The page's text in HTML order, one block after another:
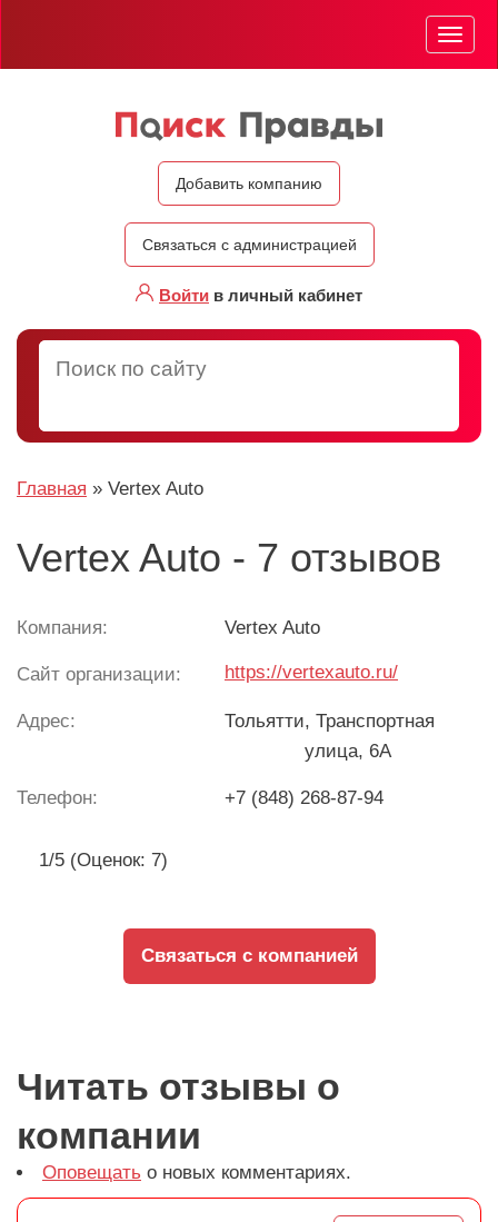
Добавить компанию
Связаться с администрацией
Войти в личный кабинет
Меню
Главная » Vertex Auto
Vertex Auto - 7 отзывов
Компания: Vertex Auto
Сайт организации: https://vertexauto.ru/
Адрес: Тольятти, Транспортная
улица, 6А
Телефон: +7 (848) 268-87-94
1/5 (Оценок: 7)
Связаться с компанией
Читать отзывы о
компании
Оповещать о новых комментариях.